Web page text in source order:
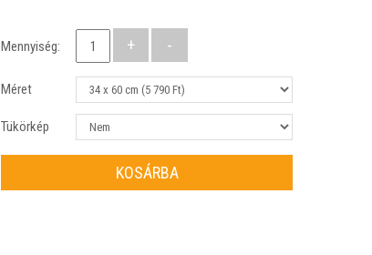
Mennyiség:
Méret
Tükörkép
KOSÁRBA